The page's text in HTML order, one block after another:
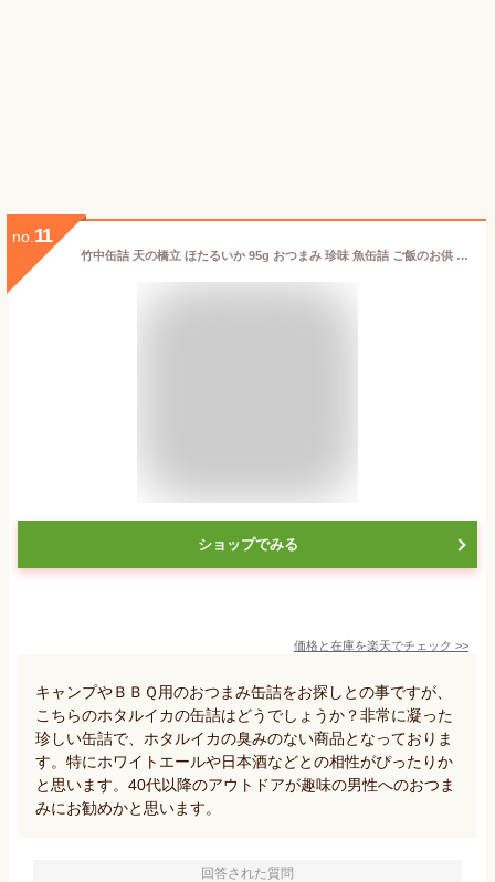
no. 11
竹中缶詰 天の橋立 ほたるいか 95g おつまみ 珍味 魚缶詰 ご飯のお供 酒の肴 ギフト プレゼント 内祝い お返し おつまみ缶詰 高級 贈答用 食品 天橋立 送料無料
ショップでみる
価格と在庫を楽天でチェック >>
キャンプやＢＢＱ用のおつまみ缶詰をお探しとの事ですが、
こちらのホタルイカの缶詰はどうでしょうか？非常に凝った
珍しい缶詰で、ホタルイカの臭みのない商品となっておりま
す。特にホワイトエールや日本酒などとの相性がぴったりか
と思います。40代以降のアウトドアが趣味の男性へのおつま
みにお勧めかと思います。
回答された質問